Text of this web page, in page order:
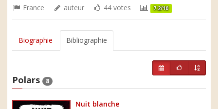
France auteur 44 votes 7.2/10
Biographie Bibliographie
Polars 8
Nuit blanche